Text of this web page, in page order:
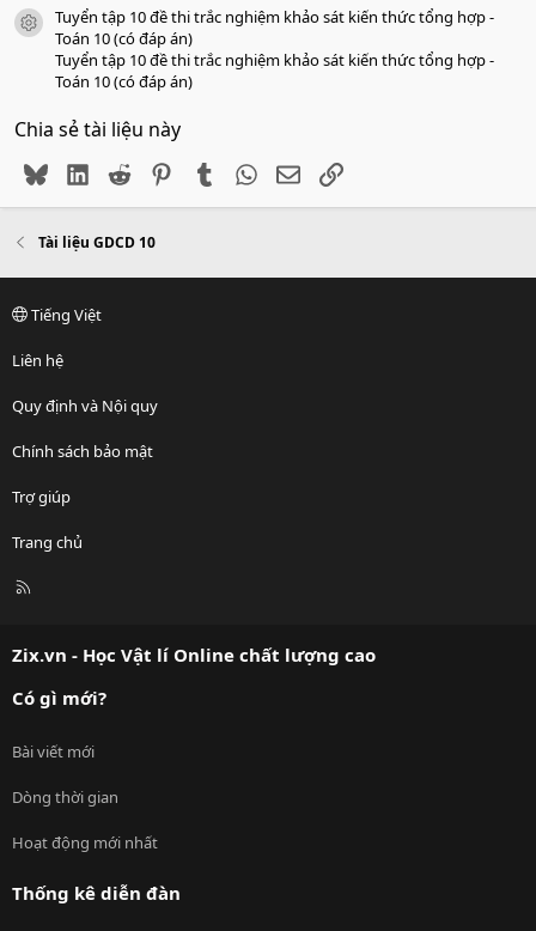
icon tài liệu
Tuyển tập 10 đề thi trắc nghiệm khảo sát kiến thức tổng hợp -
Toán 10 (có đáp án)
Tuyển tập 10 đề thi trắc nghiệm khảo sát kiến thức tổng hợp -
Toán 10 (có đáp án)
Chia sẻ tài liệu này
BlueskyLinkedIn
Reddit PinterestTumblr WhatsApp
EmailLink
Tài liệu GDCD 10
Tiếng Việt
Liên hệ
Quy định và Nội quy
Chính sách bảo mật
Trợ giúp
Trang chủ
R
Zix.vn - Học Vật lí Online chất lượng cao
Có gì mới?
Bài viết mới
Dòng thời gian
Hoạt động mới nhất
Thống kê diễn đàn